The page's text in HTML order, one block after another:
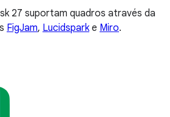
27 suportam quadros através da
FigJam, Lucidsparke Miro.